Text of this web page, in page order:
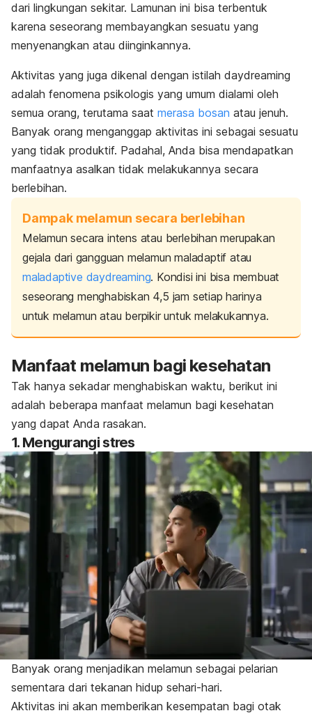
dari lingkungan sekitar. Lamunan ini bisa terbentuk
karena seseorang membayangkan sesuatu yang
menyenangkan atau diinginkannya.
Aktivitas yang juga dikenal dengan istilah daydreaming
adalah fenomena psikologis yang umum dialami oleh
semua orang, terutama saat merasa bosan atau jenuh.
Banyak orang menganggap aktivitas ini sebagai sesuatu
yang tidak produktif. Padahal, Anda bisa mendapatkan
manfaatnya asalkan tidak melakukannya secara
berlebihan.
Dampak melamun secara berlebihan
Melamun secara intens atau berlebihan merupakan
gejala dari gangguan melamun maladaptif atau
maladaptive daydreaming. Kondisi ini bisa membuat
seseorang menghabiskan 4,5 jam setiap harinya
untuk melamun atau berpikir untuk melakukannya.
Manfaat melamun bagi kesehatan
Tak hanya sekadar menghabiskan waktu, berikut ini
adalah beberapa manfaat melamun bagi kesehatan
yang dapat Anda rasakan.
1. Mengurangi stres
Banyak orang menjadikan melamun sebagai pelarian
sementara dari tekanan hidup sehari-hari.
Aktivitas ini akan memberikan kesempatan bagi otak